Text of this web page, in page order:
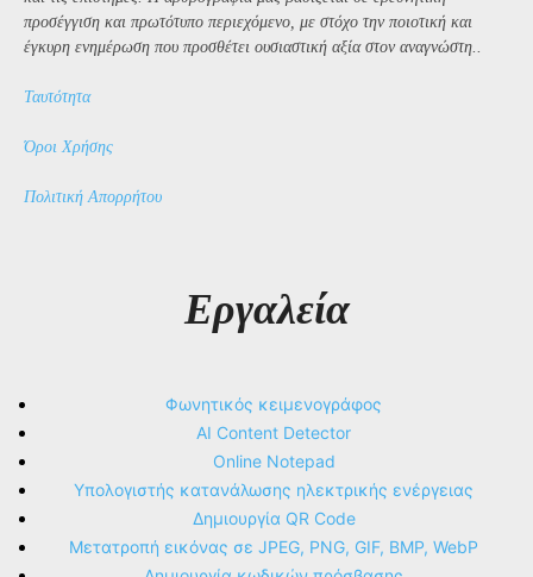
προσέγγιση και πρωτότυπο περιεχόμενο, με στόχο την ποιοτική και
έγκυρη ενημέρωση που προσθέτει ουσιαστική αξία στον αναγνώστη..
Ταυτότητα
Όροι Χρήσης
Πολιτική Απορρήτου
Εργαλεία
Φωνητικός κειμενογράφος
AI Content Detector
Online Notepad
Υπολογιστής κατανάλωσης ηλεκτρικής ενέργειας
Δημιουργία QR Code
Μετατροπή εικόνας σε JPEG, PNG, GIF, BMP, WebP